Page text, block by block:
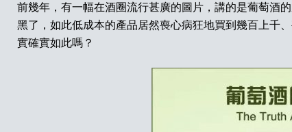
前幾年，有一幅在酒圈流行甚廣的圖片，講的是葡萄酒
黑了，如此低成本的產品居然喪心病狂地買到幾百上千
實確實如此嗎？